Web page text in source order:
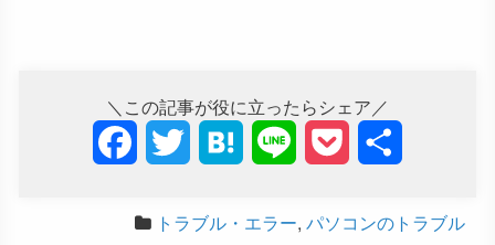
＼この記事が役に立ったらシェア／
c
t
n
c
トラブル・エラー, パソコンのトラブル